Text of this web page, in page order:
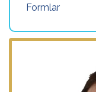
Formlar